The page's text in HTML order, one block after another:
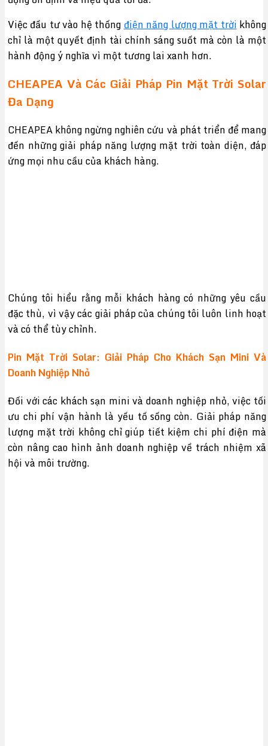
Việc đầu tư vào hệ thống điện năng lượng mặt trời không
chỉ là một quyết định tài chính sáng suốt mà còn là một
hành động ý nghĩa vì một tương lai xanh hơn.
CHEAPEA Và Các Giải Pháp Pin Mặt Trời Solar
Đa Dạng
CHEAPEA không ngừng nghiên cứu và phát triển để mang
đến những giải pháp năng lượng mặt trời toàn diện, đáp
ứng mọi nhu cầu của khách hàng.
Chúng tôi hiểu rằng mỗi khách hàng có những yêu cầu
đặc thù, vì vậy các giải pháp của chúng tôi luôn linh hoạt
và có thể tùy chỉnh.
Pin Mặt Trời Solar: Giải Pháp Cho Khách Sạn Mini Và
Doanh Nghiệp Nhỏ
Đối với các khách sạn mini và doanh nghiệp nhỏ, việc tối
ưu chi phí vận hành là yếu tố sống còn. Giải pháp năng
lượng mặt trời không chỉ giúp tiết kiệm chi phí điện mà
còn nâng cao hình ảnh doanh nghiệp về trách nhiệm xã
hội và môi trường.